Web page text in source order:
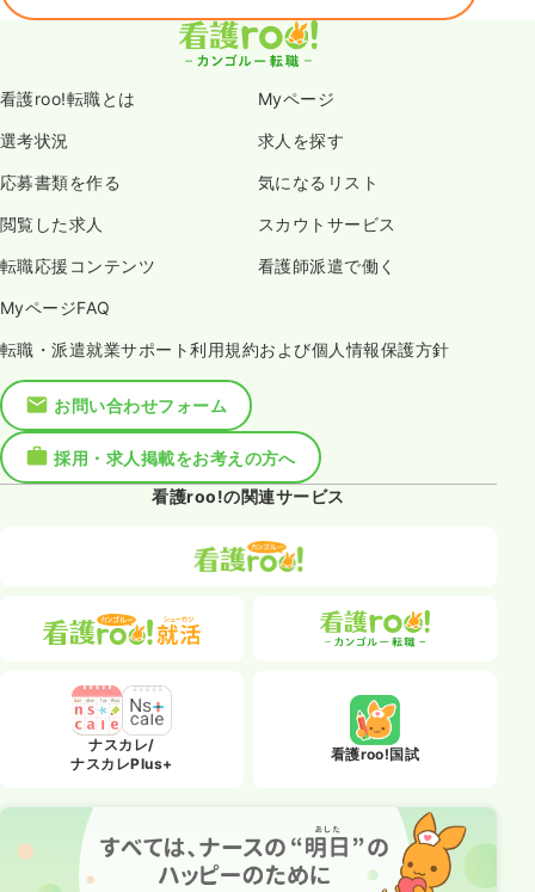
看護roo!転職とは Myページ
選考状況 求人を探す
応募書類を作る 気になるリスト
閲覧した求人 スカウトサービス
転職応援コンテンツ 看護師派遣で働く
MyページFAQ
転職・派遣就業サポート利用規約および個人情報保護方針
お問い合わせフォーム
採用・求人掲載をお考えの方へ
看護roo!の関連サービス
ナスカレ/
ナスカレPlus+
看護roo!国試